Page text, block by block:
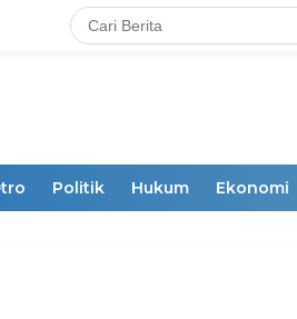
Politik Hukum Ekonomi